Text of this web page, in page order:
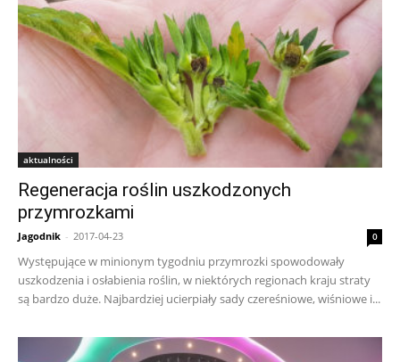
aktualności
Regeneracja roślin uszkodzonych
przymrozkami
Jagodnik - 2017-04-23 0
Występujące w minionym tygodniu przymrozki spowodowały
uszkodzenia i osłabienia roślin, w niektórych regionach kraju straty
są bardzo duże. Najbardziej ucierpiały sady czereśniowe, wiśniowe i...